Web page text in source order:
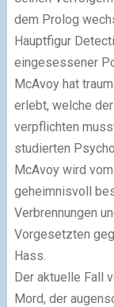
dem Prolog
Hauptfigur
eingesessener
McAvoy hat
erlebt, welche
verpflichten
studierten
McAvoy wird
geheimnisvoll
Verbrennungen
Vorgesetzten
Hass.
Der aktuelle Fall
Mord, der